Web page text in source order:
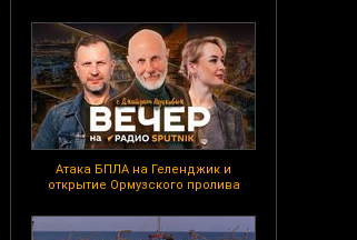
Атака БПЛА на Геленджик и
открытие Ормузского пролива